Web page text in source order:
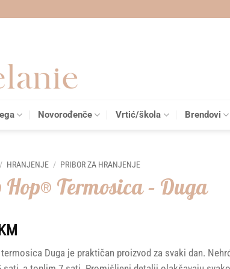
Novorođenče Vrtić/škola Brendovi
/ HRANJENJE / PRIBOR ZA HRANJENJE
Termosica – Duga
KM
Duga je praktičan proizvod za svaki dan.